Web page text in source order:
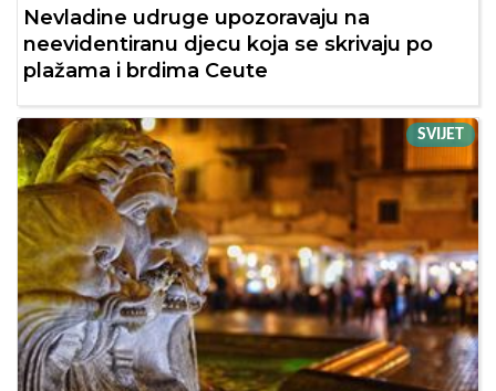
Nevladine udruge upozoravaju na
neevidentiranu djecu koja se skrivaju po
plažama i brdima Ceute
SVIJET